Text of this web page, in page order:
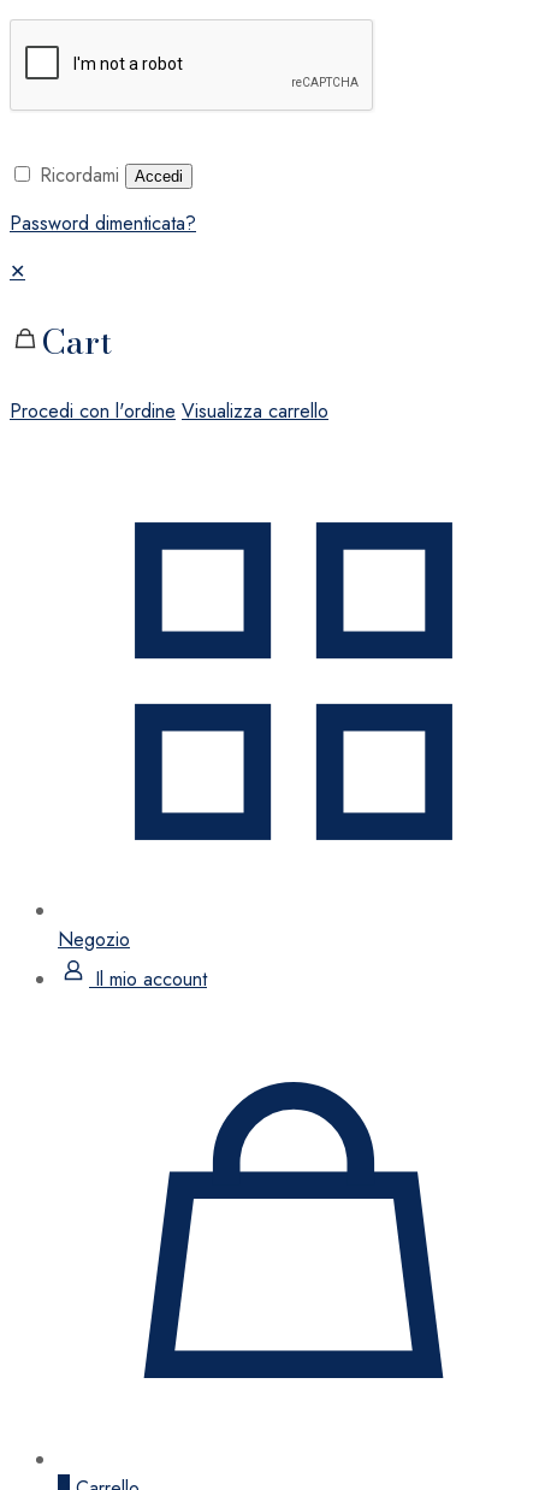
Ricordami Accedi
Password dimenticata?
✕
Cart
Procedi con l'ordine Visualizza carrello
Negozio
Il mio account